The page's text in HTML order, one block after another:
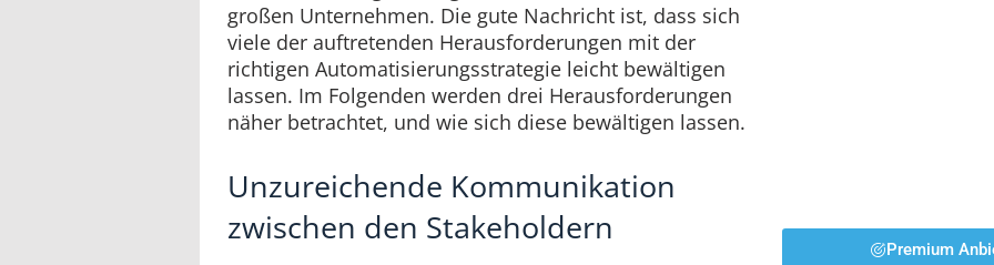
großen Unternehmen. Die gute Nachricht ist, dass sich
viele der auftretenden Herausforderungen mit der
richtigen Automatisierungsstrategie leicht bewältigen
lassen. Im Folgenden werden drei Herausforderungen
näher betrachtet, und wie sich diese bewältigen lassen.
Unzureichende Kommunikation
zwischen den Stakeholdern
Premium